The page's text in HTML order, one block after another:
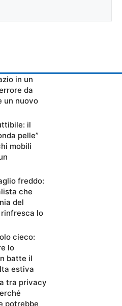
in un
da
un nuovo
il
pelle”
mobili
freddo:
che
del
lo
cieco:
lo
batte il
estiva
tra privacy
potrebbe